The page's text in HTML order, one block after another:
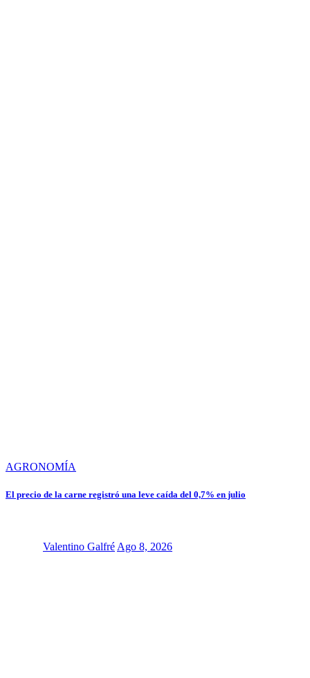
AGRONOMÍA
El precio de la carne registró una leve caída del 0,7% en julio
Valentino Galfré Ago 8, 2026